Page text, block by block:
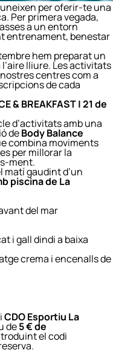
per oferir-te una
Per primera vegada,
a un entorn
entrenament, benestar
hem preparat un
lliure. Les activitats
centres com a
de cada
& BREAKFAST | 21 de
d’activitats amb una
deBody Balance
combina moviments
per millorar la
ment.
matí gaudint d’un
piscina de La
del mar
i gall dindi a baixa
crema i encenalls de
iCDO Esportiu La
de5 € de
el codi